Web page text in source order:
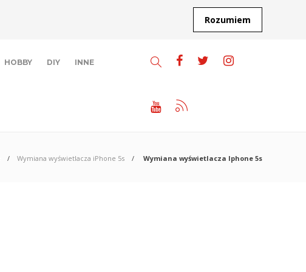
Rozumiem
HOBBY DIY INNE
Wymiana wyświetlacza iPhone 5s Wymiana wyświetlacza Iphone 5s